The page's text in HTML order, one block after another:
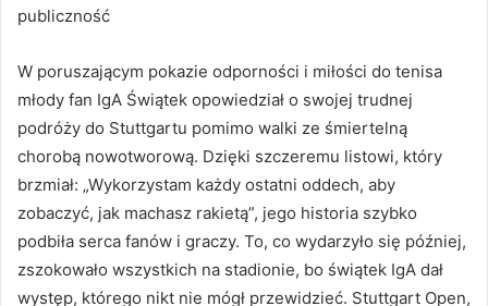
publiczność
W poruszającym pokazie odporności i miłości do tenisa
młody fan IgA Świątek opowiedział o swojej trudnej
podróży do Stuttgartu pomimo walki ze śmiertelną
chorobą nowotworową. Dzięki szczeremu listowi, który
brzmiał: „Wykorzystam każdy ostatni oddech, aby
zobaczyć, jak machasz rakietą”, jego historia szybko
podbiła serca fanów i graczy. To, co wydarzyło się później,
zszokowało wszystkich na stadionie, bo świątek IgA dał
występ, którego nikt nie mógł przewidzieć. Stuttgart Open,